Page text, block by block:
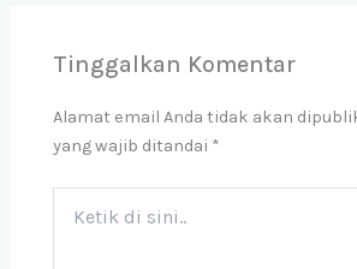
Tinggalkan Komentar
Alamat email Anda tidak akan
yang wajib ditandai *